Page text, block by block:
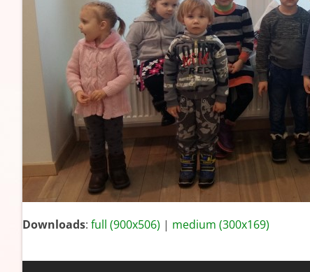
Downloads: full (900x506) | medium (300x169)